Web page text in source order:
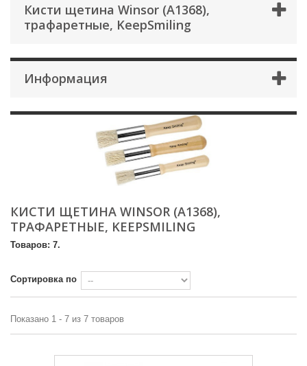
Кисти щетина Winsor (A1368),
трафаретные, KeepSmiling
Информация
КИСТИ ЩЕТИНА WINSOR (A1368),
ТРАФАРЕТНЫЕ, KEEPSMILING
Товаров: 7.
Сортировка по
Показано 1 - 7 из 7 товаров